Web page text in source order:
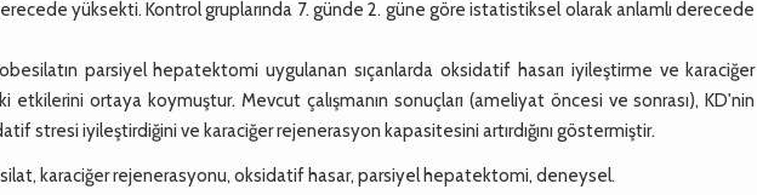
yüksekti. Kontrol gruplarında 7. günde 2. güne göre istatistiksel olarak anlamlı derecede
parsiyel hepatektomi uygulanan sıçanlarda oksidatif hasarı iyileştirme ve karaciğer
etkilerini ortaya koymuştur. Mevcut çalışmanın sonuçları (ameliyat öncesi ve sonrası), KD'nin
stresi iyileştirdiğini ve karaciğer rejenerasyon kapasitesini artırdığını göstermiştir.
karaciğer rejenerasyonu, oksidatif hasar, parsiyel hepatektomi, deneysel.